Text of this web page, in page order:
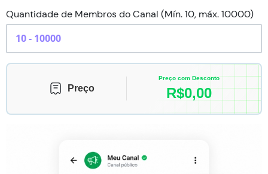
Quantidade de Membros do Canal (Mín. 10, máx. 10000)
Preço
Preço com Desconto
R$0,00